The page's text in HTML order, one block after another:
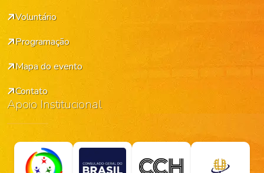
Voluntário
Programação
Mapa do evento
Contato
Apoio Institucional